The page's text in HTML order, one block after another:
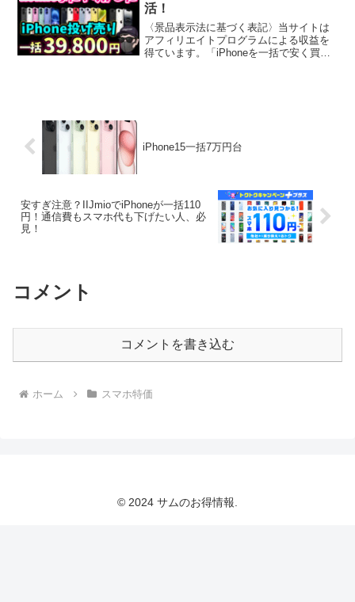
活！
〈景品表示法に基づく表記〉当サイトは
アフィリエイトプログラムによる収益を
得ています。「iPhoneを一括で安く買い
iPhone15一括7万円台
安すぎ注意？IIJmioでiPhoneが一括110
円！通信費もスマホ代も下げたい人、必
見！
コメント
コメントを書き込む
ホーム スマホ特価
© 2024 サムのお得情報.